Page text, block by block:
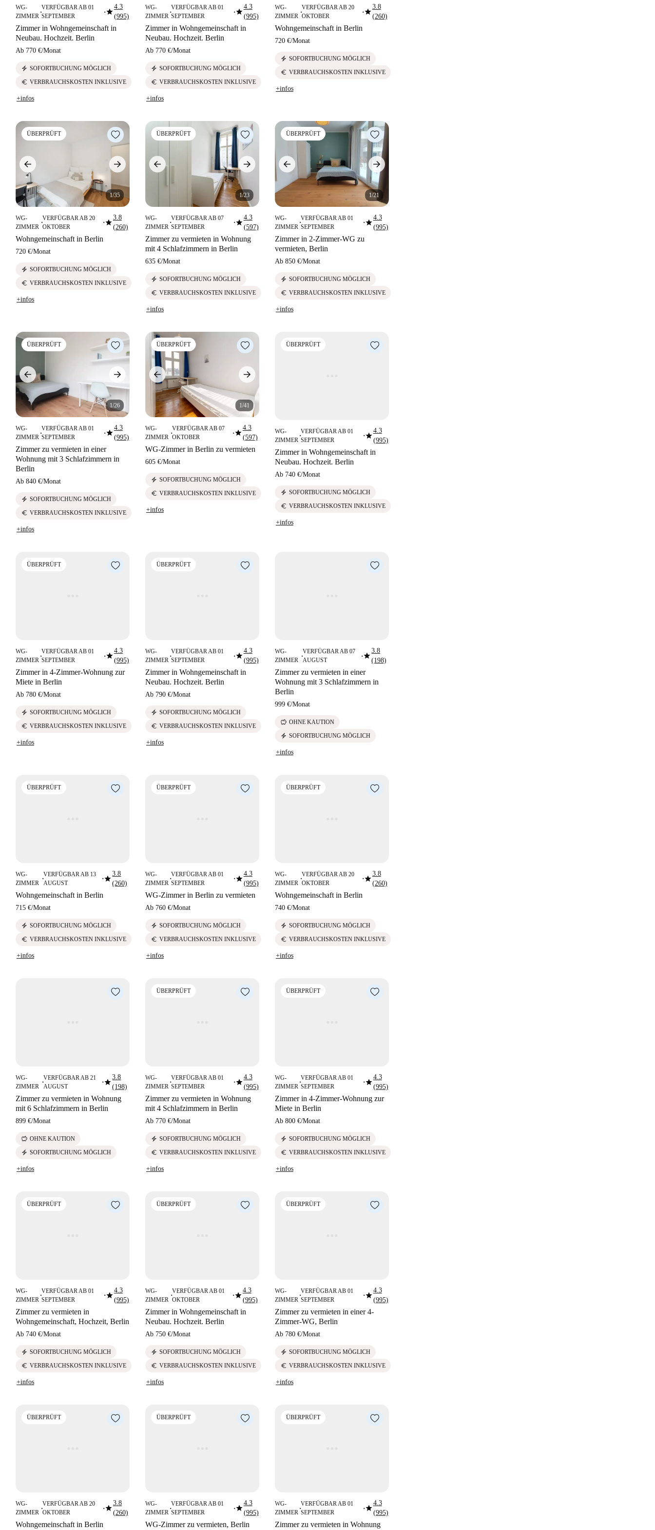
WG-
ZIMMER
■
VERFÜGBAR AB 01
SEPTEMBER
■star4.3
(995)
Zimmer in Wohngemeinschaft in
Neubau. Hochzeit. Berlin
Ab 770 €/Monat
electric_bolt SOFORTBUCHUNG MÖGLICH
euro VERBRAUCHSKOSTEN INKLUSIVE
+infos
WG-
ZIMMER
■
VERFÜGBAR AB 01
SEPTEMBER
■star4.3
(995)
Zimmer in Wohngemeinschaft in
Neubau. Hochzeit. Berlin
Ab 770 €/Monat
electric_bolt SOFORTBUCHUNG MÖGLICH
euro VERBRAUCHSKOSTEN INKLUSIVE
+infos
WG-
ZIMMER
■
VERFÜGBAR AB 20
OKTOBER
■star3.8
(260)
Wohngemeinschaft in Berlin
720 €/Monat
electric_bolt SOFORTBUCHUNG MÖGLICH
euro VERBRAUCHSKOSTEN INKLUSIVE
+infos
ÜBERPRÜFT
1/35
WG-
ZIMMER
■
VERFÜGBAR AB 20
OKTOBER
■star3.8
(260)
Wohngemeinschaft in Berlin
720 €/Monat
electric_bolt SOFORTBUCHUNG MÖGLICH
euro VERBRAUCHSKOSTEN INKLUSIVE
+infos
ÜBERPRÜFT
1/23
WG-
ZIMMER
■
VERFÜGBAR AB 07
SEPTEMBER
■star4.3
(597)
Zimmer zu vermieten in Wohnung
mit 4 Schlafzimmern in Berlin
635 €/Monat
electric_bolt SOFORTBUCHUNG MÖGLICH
euro VERBRAUCHSKOSTEN INKLUSIVE
+infos
ÜBERPRÜFT
1/21
WG-
ZIMMER
■
VERFÜGBAR AB 01
SEPTEMBER
■star4.3
(995)
Zimmer in 2-Zimmer-WG zu
vermieten, Berlin
Ab 850 €/Monat
electric_bolt SOFORTBUCHUNG MÖGLICH
euro VERBRAUCHSKOSTEN INKLUSIVE
+infos
ÜBERPRÜFT
1/26
WG-
ZIMMER
■
VERFÜGBAR AB 01
SEPTEMBER
■star4.3
(995)
Zimmer zu vermieten in einer
Wohnung mit 3 Schlafzimmern in
Berlin
Ab 840 €/Monat
electric_bolt SOFORTBUCHUNG MÖGLICH
euro VERBRAUCHSKOSTEN INKLUSIVE
+infos
ÜBERPRÜFT
1/41
WG-
ZIMMER
■
VERFÜGBAR AB 07
OKTOBER
■star4.3
(597)
WG-Zimmer in Berlin zu vermieten
605 €/Monat
electric_bolt SOFORTBUCHUNG MÖGLICH
euro VERBRAUCHSKOSTEN INKLUSIVE
+infos
ÜBERPRÜFT
WG-
ZIMMER
■
VERFÜGBAR AB 01
SEPTEMBER
■star4.3
(995)
Zimmer in Wohngemeinschaft in
Neubau. Hochzeit. Berlin
Ab 740 €/Monat
electric_bolt SOFORTBUCHUNG MÖGLICH
euro VERBRAUCHSKOSTEN INKLUSIVE
+infos
ÜBERPRÜFT
WG-
ZIMMER
■
VERFÜGBAR AB 01
SEPTEMBER
■star4.3
(995)
Zimmer in 4-Zimmer-Wohnung zur
Miete in Berlin
Ab 780 €/Monat
electric_bolt SOFORTBUCHUNG MÖGLICH
euro VERBRAUCHSKOSTEN INKLUSIVE
+infos
ÜBERPRÜFT
WG-
ZIMMER
■
VERFÜGBAR AB 01
SEPTEMBER
■star4.3
(995)
Zimmer in Wohngemeinschaft in
Neubau. Hochzeit. Berlin
Ab 790 €/Monat
electric_bolt SOFORTBUCHUNG MÖGLICH
euro VERBRAUCHSKOSTEN INKLUSIVE
+infos
WG-
ZIMMER
■
VERFÜGBAR AB 07
AUGUST
■star3.8
(198)
Zimmer zu vermieten in einer
Wohnung mit 3 Schlafzimmern in
Berlin
999 €/Monat
savings OHNE KAUTION
electric_bolt SOFORTBUCHUNG MÖGLICH
+infos
ÜBERPRÜFT
WG-
ZIMMER
■
VERFÜGBAR AB 13
AUGUST
■star3.8
(260)
Wohngemeinschaft in Berlin
715 €/Monat
electric_bolt SOFORTBUCHUNG MÖGLICH
euro VERBRAUCHSKOSTEN INKLUSIVE
+infos
ÜBERPRÜFT
WG-
ZIMMER
■
VERFÜGBAR AB 01
SEPTEMBER
■star4.3
(995)
WG-Zimmer in Berlin zu vermieten
Ab 760 €/Monat
electric_bolt SOFORTBUCHUNG MÖGLICH
euro VERBRAUCHSKOSTEN INKLUSIVE
+infos
ÜBERPRÜFT
WG-
ZIMMER
■
VERFÜGBAR AB 20
OKTOBER
■star3.8
(260)
Wohngemeinschaft in Berlin
740 €/Monat
electric_bolt SOFORTBUCHUNG MÖGLICH
euro VERBRAUCHSKOSTEN INKLUSIVE
+infos
WG-
ZIMMER
■
VERFÜGBAR AB 21
AUGUST
■star3.8
(198)
Zimmer zu vermieten in Wohnung
mit 6 Schlafzimmern in Berlin
899 €/Monat
savings OHNE KAUTION
electric_bolt SOFORTBUCHUNG MÖGLICH
+infos
ÜBERPRÜFT
WG-
ZIMMER
■
VERFÜGBAR AB 01
SEPTEMBER
■star4.3
(995)
Zimmer zu vermieten in Wohnung
mit 4 Schlafzimmern in Berlin
Ab 770 €/Monat
electric_bolt SOFORTBUCHUNG MÖGLICH
euro VERBRAUCHSKOSTEN INKLUSIVE
+infos
ÜBERPRÜFT
WG-
ZIMMER
■
VERFÜGBAR AB 01
SEPTEMBER
■star4.3
(995)
Zimmer in 4-Zimmer-Wohnung zur
Miete in Berlin
Ab 800 €/Monat
electric_bolt SOFORTBUCHUNG MÖGLICH
euro VERBRAUCHSKOSTEN INKLUSIVE
+infos
ÜBERPRÜFT
WG-
ZIMMER
■
VERFÜGBAR AB 01
SEPTEMBER
■star4.3
(995)
Zimmer zu vermieten in
Wohngemeinschaft, Hochzeit, Berlin
Ab 740 €/Monat
electric_bolt SOFORTBUCHUNG MÖGLICH
euro VERBRAUCHSKOSTEN INKLUSIVE
+infos
ÜBERPRÜFT
WG-
ZIMMER
■
VERFÜGBAR AB 01
OKTOBER
■star4.3
(995)
Zimmer in Wohngemeinschaft in
Neubau. Hochzeit. Berlin
Ab 750 €/Monat
electric_bolt SOFORTBUCHUNG MÖGLICH
euro VERBRAUCHSKOSTEN INKLUSIVE
+infos
ÜBERPRÜFT
WG-
ZIMMER
■
VERFÜGBAR AB 01
SEPTEMBER
■star4.3
(995)
Zimmer zu vermieten in einer 4-
Zimmer-WG, Berlin
Ab 780 €/Monat
electric_bolt SOFORTBUCHUNG MÖGLICH
euro VERBRAUCHSKOSTEN INKLUSIVE
+infos
ÜBERPRÜFT
WG-
ZIMMER
■
VERFÜGBAR AB 20
OKTOBER
■star3.8
(260)
Wohngemeinschaft in Berlin
ÜBERPRÜFT
WG-
ZIMMER
■
VERFÜGBAR AB 01
SEPTEMBER
■star4.3
(995)
WG-Zimmer zu vermieten, Berlin
ÜBERPRÜFT
WG-
ZIMMER
■
VERFÜGBAR AB 01
SEPTEMBER
■star4.3
(995)
Zimmer zu vermieten in Wohnung